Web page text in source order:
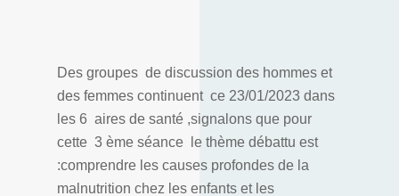
Des groupes de discussion des hommes et
des femmes continuent ce 23/01/2023 dans
les 6 aires de santé ,signalons que pour
cette 3 ème séance le thème débattu est
:comprendre les causes profondes de la
malnutrition chez les enfants et les